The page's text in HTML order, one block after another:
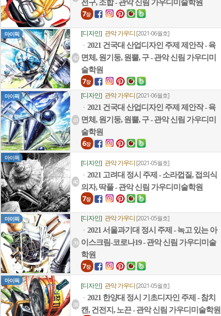
전구, 조합 - 관악 신림 가우디미술학원
7장
마이픽
42
[디자인] 관악 가우디 [2021-06월호]
ㆍ 2021 건국대 산업디자인 주제 제안작 - 육
면체, 원기둥, 원뿔, 구 - 관악 신림 가우디미
술학원
7장
마이픽
41
[디자인] 관악 가우디 [2021-06월호]
ㆍ 2021 건국대 산업디자인 주제 제안작 - 육
면체, 원기둥, 원뿔, 구 - 관악 신림 가우디미
술학원
6장
마이픽
40
[디자인] 관악 가우디 [2021-05월호]
ㆍ 2021 고려대 정시 주제 - 소라껍질, 접의식
의자, 딱풀 - 관악 신림 가우디미술학원
7장
마이픽
39
[디자인] 관악 가우디 [2021-05월호]
ㆍ 2021 서울과기대 정시 주제 - 녹고 있는 아
이스크림-코로나19 - 관악 신림 가우디미술
학원
7장
마이픽
38
[디자인] 관악 가우디 [2021-05월호]
ㆍ 2021 한양대 정시 기초디자인 주제 - 참치
캔, 건전지, 노끈 - 관악 신림 가우디미술학원